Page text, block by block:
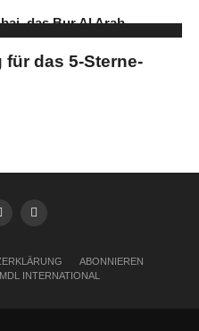
für das 5-Sterne-
ABONNIEREN
MDL INTERNATIONAL